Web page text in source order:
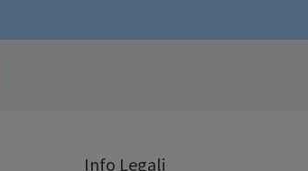
Info Legali